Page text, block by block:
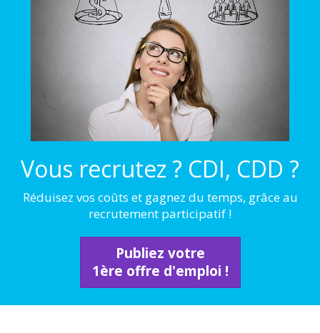
Vous recrutez ? CDI, CDD ?
Réduisez vos coûts et gagnez du temps, grâce au
recrutement participatif !
Publiez votre
1ère offre d'emploi !